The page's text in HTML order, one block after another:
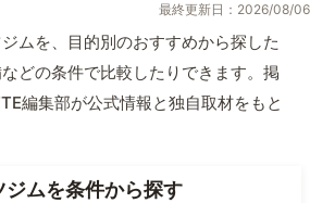
最終更新日：2026/08/06
ムを、目的別のおすすめから探した
どの条件で比較したりできます。掲
編集部が公式情報と独自取材をもと
ムを条件から探す